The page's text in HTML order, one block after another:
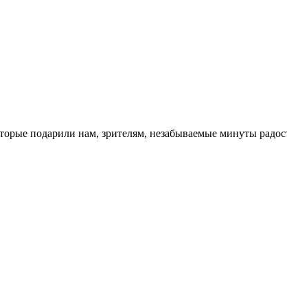
подарили нам, зрителям, незабываемые минуты